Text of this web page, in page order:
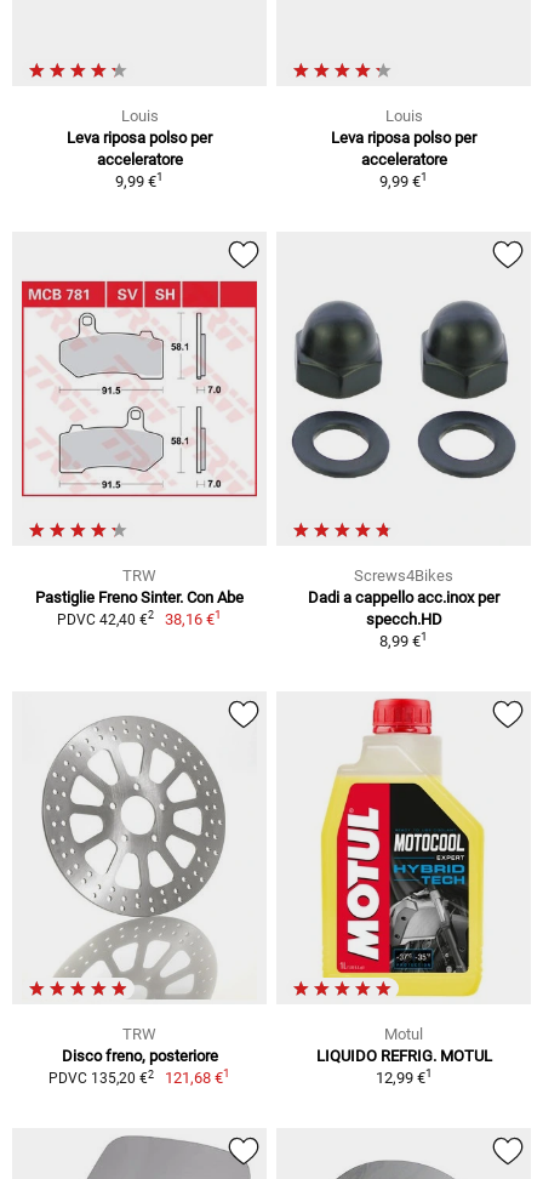
Louis
Leva riposa polso per
acceleratore
9,99 €1
Louis
Leva riposa polso per
acceleratore
9,99 €1
TRW
Pastiglie Freno Sinter. Con Abe
PDVC 42,40 €2 38,16 €1
Screws4Bikes
Dadi a cappello acc.inox per
specch.HD
8,99 €1
TRW
Disco freno, posteriore
PDVC 135,20 €2 121,68 €1
Motul
LIQUIDO REFRIG. MOTUL
12,99 €1